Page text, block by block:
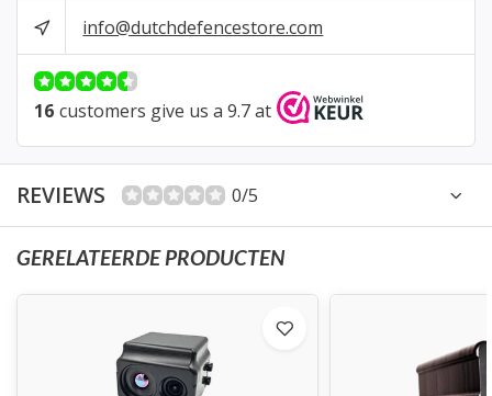
info@dutchdefencestore.com
16 customers give us a 9.7 at
REVIEWS 0/5
GERELATEERDE PRODUCTEN